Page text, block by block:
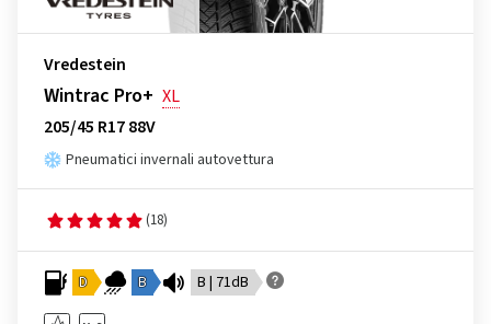
Vredestein
Wintrac Pro+ XL
205/45 R17 88V
Pneumatici invernali autovettura
(18)
D B B | 71dB